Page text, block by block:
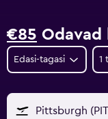
€85 Odavad
Edasi-tagasi 1
Pittsburgh